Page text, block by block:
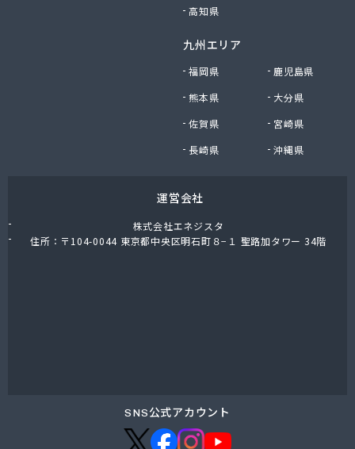
肥後協同ガス配送センター株式会社
福岡酸素株式会社八代出張所
野中石油プロパン有限会社
有限会社おざわ商会
有限会社オヤマガス
有限会社永野燃料
有限会社益城屋商店
高知県
九州エリア
福岡県
鹿児島県
熊本県
大分県
佐賀県
宮崎県
長崎県
沖縄県
運営会社
株式会社エネジスタ
住所：〒104-0044 東京都中央区明石町８−１ 聖路加タワー 34階
SNS公式アカウント